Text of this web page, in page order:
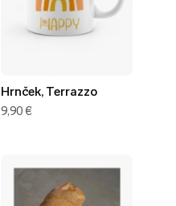
Hrnček, Terrazzo
9,90 €